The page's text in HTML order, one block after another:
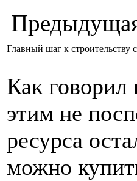
Главный шаг к строительству
Как говорил
этим не
ресурса
можно